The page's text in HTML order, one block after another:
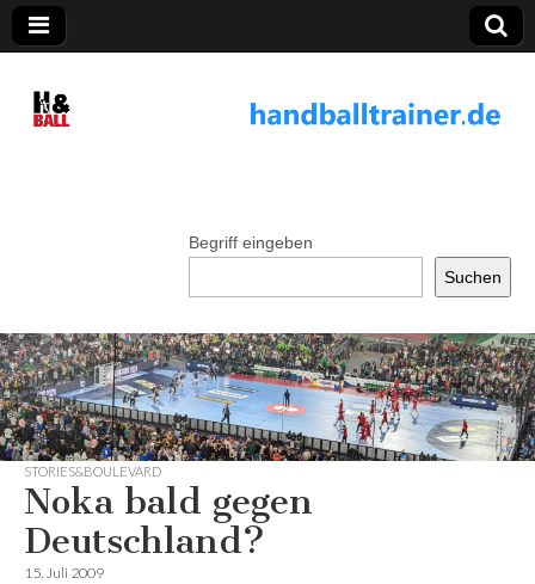
Begriff eingeben
Suchen
STORIES&BOULEVARD
Noka bald gegen
Deutschland?
15. Juli 2009